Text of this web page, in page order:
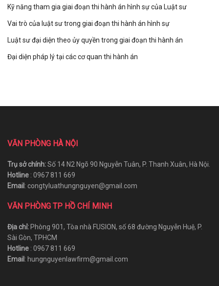
Kỹ năng tham gia giai đoạn thi hành án hình sự của Luật sư
Vai trò của luật sư trong giai đoạn thi hành án hình sự
Luật sư đại diện theo ủy quyền trong giai đoạn thi hành án
Đại diện pháp lý tại các cơ quan thi hành án
VĂN PHÒNG HÀ NỘI
Trụ sở chính:Số 14 N2 Ngõ 90 Nguyễn Tuân, P. Thanh Xuân, Hà Nội.
Hotline : 0967 811 669
Email : congtyluathungnguyen@gmail.com
VĂN PHÒNG TP HỒ CHÍ MINH
Địa chỉ: Phòng 901, Tòa nhà FUSION, số 68 đường Nguyễn Huệ, P.
Sài Gòn, TPHCM
Hotline : 0967 811 669
Email : hungnguyenlawfirm@gmail.com